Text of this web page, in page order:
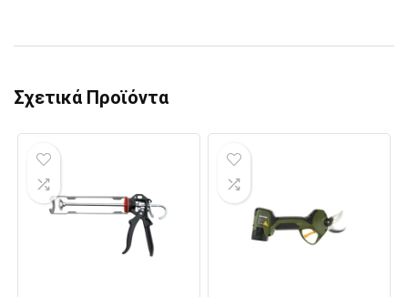
Σχετικά Προϊόντα